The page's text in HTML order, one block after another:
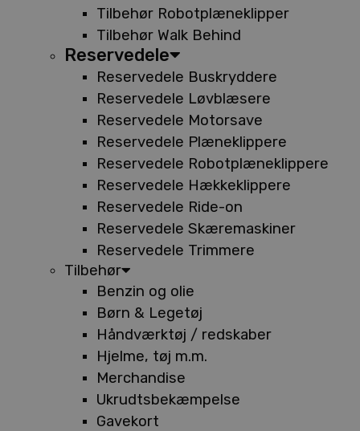
Tilbehør Robotplæneklipper
Tilbehør Walk Behind
Reservedele
Reservedele Buskryddere
Reservedele Løvblæsere
Reservedele Motorsave
Reservedele Plæneklippere
Reservedele Robotplæneklippere
Reservedele Hækkeklippere
Reservedele Ride-on
Reservedele Skæremaskiner
Reservedele Trimmere
Tilbehør
Benzin og olie
Børn & Legetøj
Håndværktøj / redskaber
Hjelme, tøj m.m.
Merchandise
Ukrudtsbekæmpelse
Gavekort